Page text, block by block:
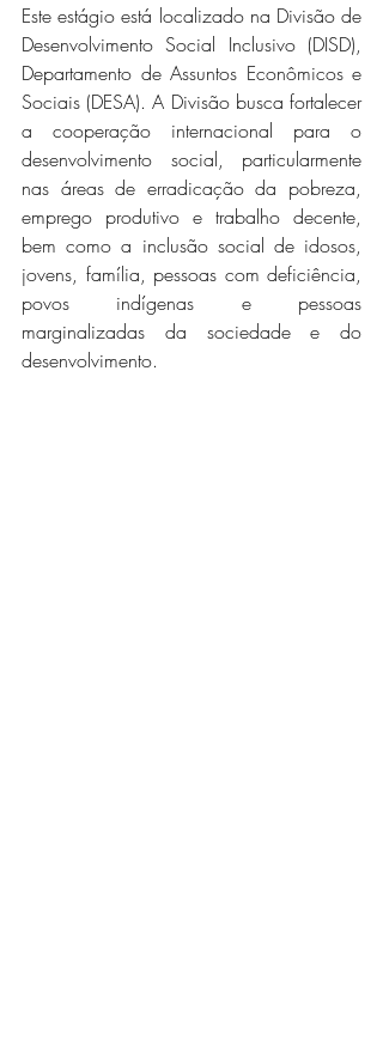
Este estágio está localizado na Divisão de
Desenvolvimento Social Inclusivo (DISD),
Departamento de Assuntos Econômicos e
Sociais (DESA). A Divisão busca fortalecer
a cooperação internacional para o
desenvolvimento social, particularmente
nas áreas de erradicação da pobreza,
emprego produtivo e trabalho decente,
bem como a inclusão social de idosos,
jovens, família, pessoas com deficiência,
povos indígenas e pessoas
marginalizadas da sociedade e do
desenvolvimento.